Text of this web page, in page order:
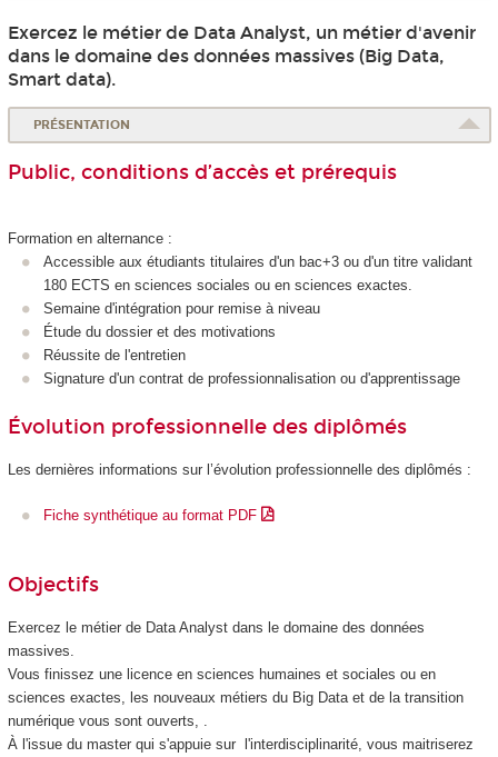
Exercez le métier de Data Analyst, un métier d'avenir
dans le domaine des données massives (Big Data,
Smart data).
PRÉSENTATION
Public, conditions d’accès et prérequis
Formation en alternance:
Accessible aux étudiants titulaires d'un bac+3 ou d'un titre validant
180 ECTS en sciences sociales ou en sciences exactes.
Semaine d'intégration pour remise à niveau
Étude du dossier et des motivations
Réussite de l'entretien
Signature d'un contrat de professionnalisation ou d'apprentissage
Évolution professionnelle des diplômés
Les dernières informations sur l’évolution professionnelle des diplômés :
Fiche synthétique au format PDF
Objectifs
Exercez le métier de Data Analyst dans le domaine des données
massives.
Vous finissez une licence en sciences humaines et sociales ou en
sciences exactes, les nouveaux métiers du Big Data et de la transition
numérique vous sont ouverts, .
À l'issue du master qui s'appuie sur l'interdisciplinarité, vous maitriserez